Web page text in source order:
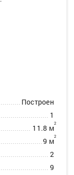
Построен
1
11.8 м2
9 м2
2
9